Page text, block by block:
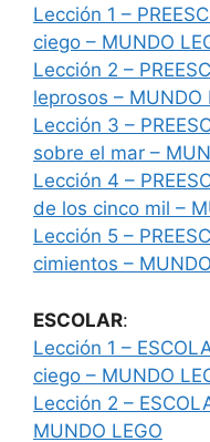
Lección 1 –
ciego – MUNDO
Lección 2 –
leprosos – MUNDO
Lección 3 –
sobre el mar –
Lección 4 –
de los cinco mil –
Lección 5 –
cimientos –
ESCOLAR:
Lección 1 –
ciego – MUNDO
Lección 2 –
MUNDO LEGO